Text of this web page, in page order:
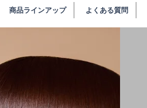
商品ラインアップ よくある質問